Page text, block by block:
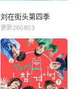
校。他们将带着各
自复杂的过去在海
不仅直面碰撞的火
花与羁绊，也在真
挚的恋爱中寻求“人
生重启”的蜕变。
刘在街头第四季
刘在街头第四季
更新260803